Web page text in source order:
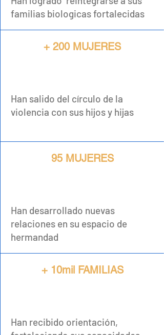
familias biologicas fortalecidas
+ 200 MUJERES
Han salido del círculo de la
violencia con sus hijos y hijas
95 MUJERES
Han desarrollado nuevas
relaciones en su espacio de
hermandad
+ 10mil FAMILIAS
Han recibido orientación,